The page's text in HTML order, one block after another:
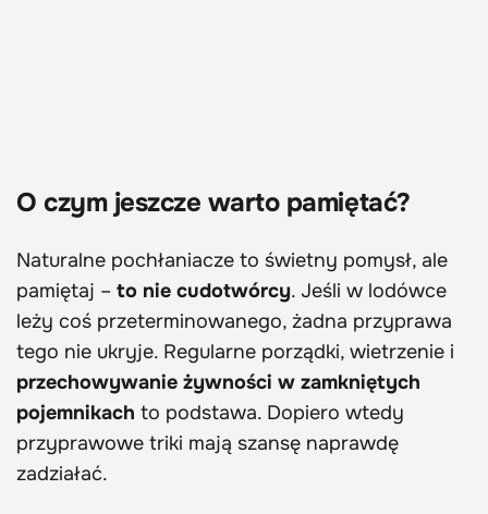
O czym jeszcze warto pamiętać?
Naturalne pochłaniacze to świetny pomysł, ale
pamiętaj – to nie cudotwórcy. Jeśli w lodówce
leży coś przeterminowanego, żadna przyprawa
tego nie ukryje. Regularne porządki, wietrzenie i
przechowywanie żywności w zamkniętych
pojemnikach to podstawa. Dopiero wtedy
przyprawowe triki mają szansę naprawdę
zadziałać.